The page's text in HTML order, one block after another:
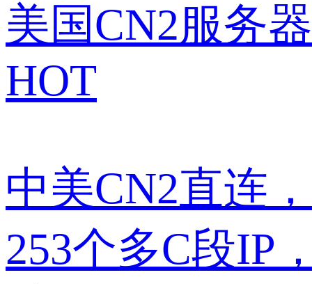
美国CN2服务器
HOT
中美CN2直连
253个多C段IP